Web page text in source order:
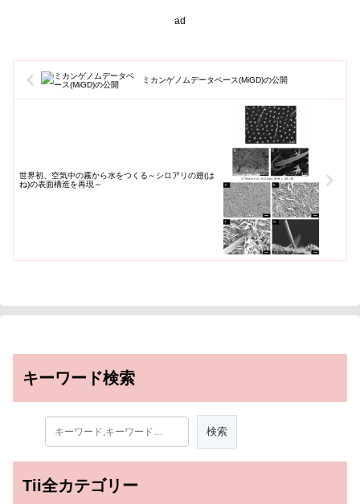
ad
ミカンゲノムデータベース(MiGD)の公開
世界初、空気中の霧から水をつくる～シロアリの翅(は
ね)の表面構造を再現～
キーワード検索
Tii全カテゴリー